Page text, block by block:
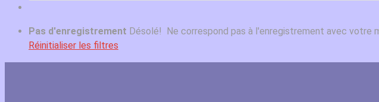
Pas d'enregistrement Désolé! Ne correspond pas à l'enregistrement avec votre
Réinitialiser les filtres